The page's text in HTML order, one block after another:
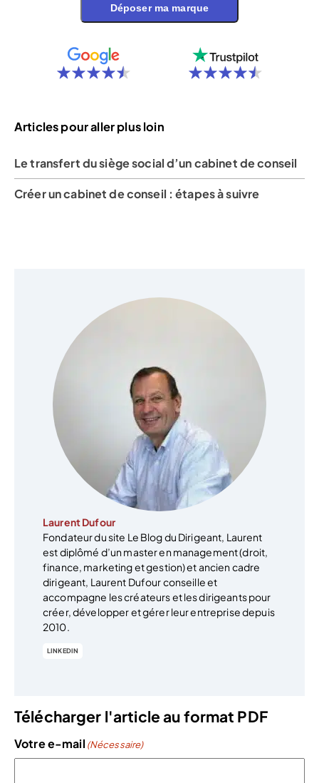
Déposer ma marque
Articles pour aller plus loin
Le transfert du siège social d’un cabinet de conseil
Créer un cabinet de conseil : étapes à suivre
Laurent Dufour
Fondateur du site Le Blog du Dirigeant, Laurent
est diplômé d’un master en management (droit,
finance, marketing et gestion) et ancien cadre
dirigeant, Laurent Dufour conseille et
accompagne les créateurs et les dirigeants pour
créer, développer et gérer leur entreprise depuis
2010.
LINKEDIN
Télécharger l'article au format PDF
Votre e-mail (Nécessaire)